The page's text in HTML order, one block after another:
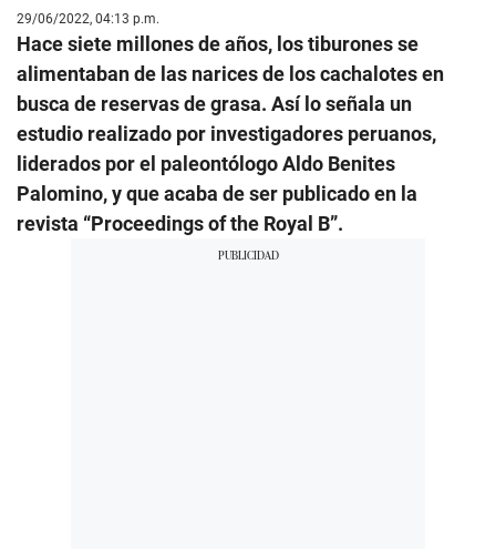
29/06/2022, 04:13 p.m.
Hace siete millones de años, los tiburones se
alimentaban de las narices de los cachalotes en
busca de reservas de grasa. Así lo señala un
estudio realizado por investigadores peruanos,
liderados por el paleontólogo Aldo Benites
Palomino, y que acaba de ser publicado en la
revista “Proceedings of the Royal B”.